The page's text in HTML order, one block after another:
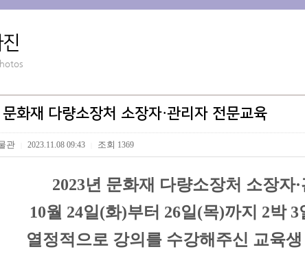
화재 다량소장처 소장자·관리자 전문교육
관 2023.11.08 09:43 조회 1369
2023년 문화재 다량소장처 소장자
10월 24일(화)부터 26일(목)까지 2박 3
열정적으로 강의를 수강해주신 교육